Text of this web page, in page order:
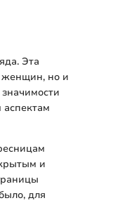
Эта
женщин, но и
и
для